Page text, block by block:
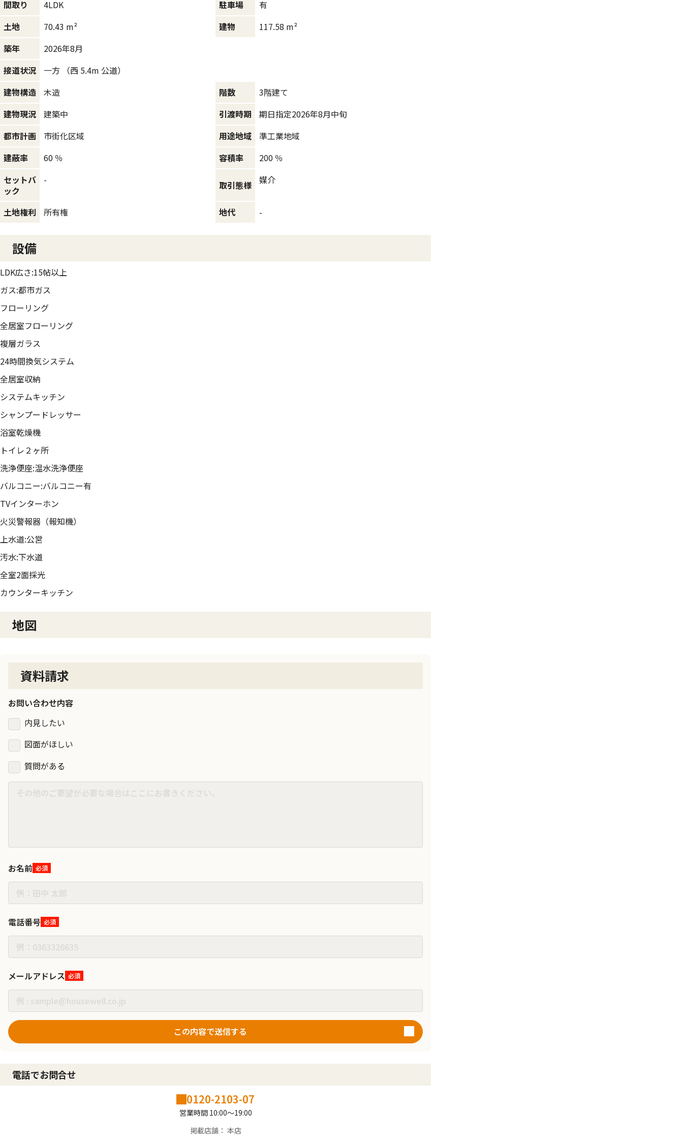
間取り 4LDK 駐車場
有
土地
70.43 m² 建物
117.58 m²
築年
2026年8月
接道状況
一方 （西 5.4m 公道）
建物構造
木造 階数
3階建て
建物現況
建築中 引渡時期
期日指定2026年8月中旬
都市計画
市街化区域 用途地域
準工業地域
建蔽率
60 ％ 容積率
200 ％
セットバ
ック
- 取引態様 媒介
土地権利 所有権 地代 -
設備
LDK広さ:15帖以上
ガス:都市ガス
フローリング
全居室フローリング
複層ガラス
24時間換気システム
全居室収納
システムキッチン
シャンプードレッサー
浴室乾燥機
トイレ２ヶ所
洗浄便座:温水洗浄便座
バルコニー:バルコニー有
TVインターホン
火災警報器（報知機）
上水道:公営
汚水:下水道
全室2面採光
カウンターキッチン
地図
資料請求
お問い合わせ内容
内見したい
図面がほしい
質問がある
お名前 必須
電話番号 必須
メールアドレス 必須
この内容で送信する
電話でお問合せ
0120-2103-07
営業時間 10:00～19:00
掲載店舗： 本店